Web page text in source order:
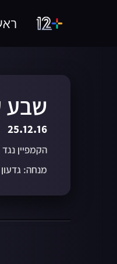
שבע
25.12.16
הקמפיין
מנחה: גדעון